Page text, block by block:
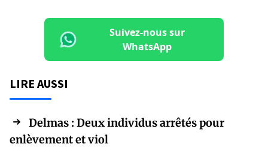
Suivez-nous sur
WhatsApp
LIRE AUSSI
Delmas : Deux individus arrêtés pour
enlèvement et viol